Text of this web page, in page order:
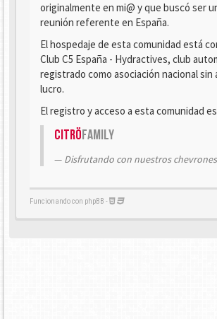
originalmente en mi@ y que buscó ser
reunión referente en España.
El hospedaje de esta comunidad está
Club C5 España - Hydractives, club
registrado como asociación nacional sin
lucro.
El registro y acceso a esta comunidad
CitröFamily
Disfrutando con nuestros
Funcionando con phpBB -